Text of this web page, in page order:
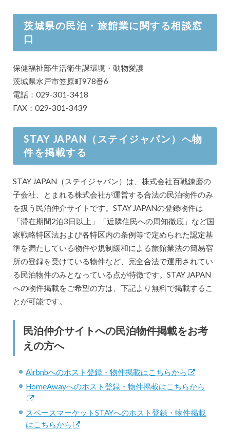
茨城県の民泊・旅館業に関する相談窓
口
保健福祉部生活衛生課環境・動物愛護
茨城県水戸市笠原町978番6
電話：029-301-3418
FAX：029-301-3439
STAY JAPAN（ステイジャパン）へ物
件を掲載する
STAY JAPAN（ステイジャパン）は、株式会社百戦錬磨の
子会社、とまれる株式会社が運営する合法の民泊物件のみ
を扱う民泊仲介サイトです。STAY JAPANの登録物件は
「滞在期間2泊3日以上」「近隣住民への周知徹底」など国
家戦略特区法および各特区内の条例等で定められた認定基
準を満たしている物件や規制緩和による旅館業法の簡易宿
所の登録を受けている物件など、完全合法で運用されてい
る民泊物件のみとなっている点が特徴です。STAY JAPAN
への物件掲載をご希望の方は、下記より無料で掲載するこ
とが可能です。
民泊仲介サイトへの民泊物件掲載をお考
えの方へ
Airbnbへのホスト登録・物件掲載はこちらから
HomeAwayへのホスト登録・物件掲載はこちらから
スペースマーケットSTAYへのホスト登録・物件掲載
はこちらから